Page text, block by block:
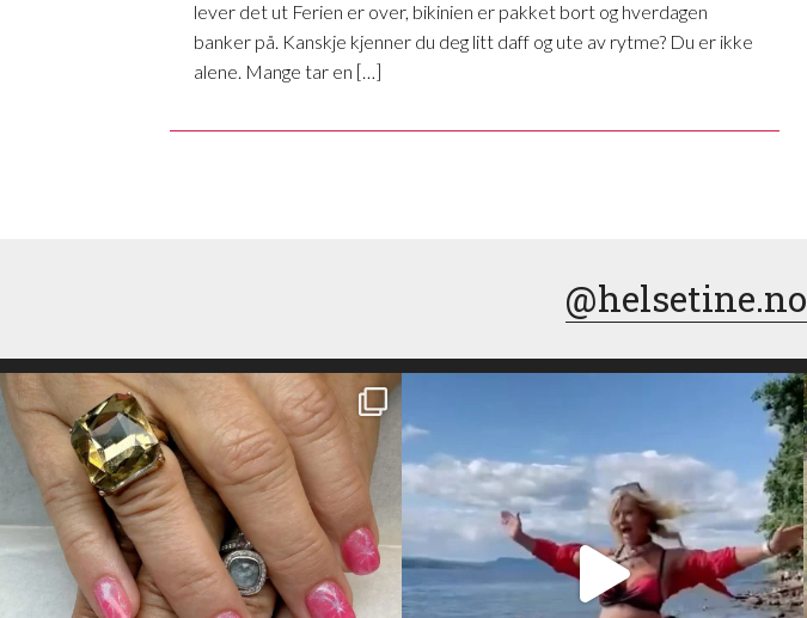
lever det ut Ferien er over, bikinien er pakket bort og hverdagen
banker på. Kanskje kjenner du deg litt daff og ute av rytme? Du er ikke
alene. Mange tar en […]
@helsetine.no